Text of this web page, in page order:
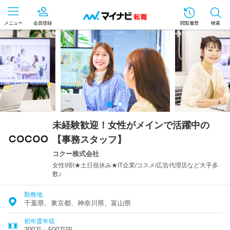
メニュー 会員登録 閲覧履歴 検索
未経験歓迎！女性がメインで活躍中の
【事務スタッフ】
コクー株式会社
女性9割★土日祝休み★IT企業/コスメ/広告代理店など大手多
数♪
勤務地
千葉県、東京都、神奈川県、富山県
初年度年収